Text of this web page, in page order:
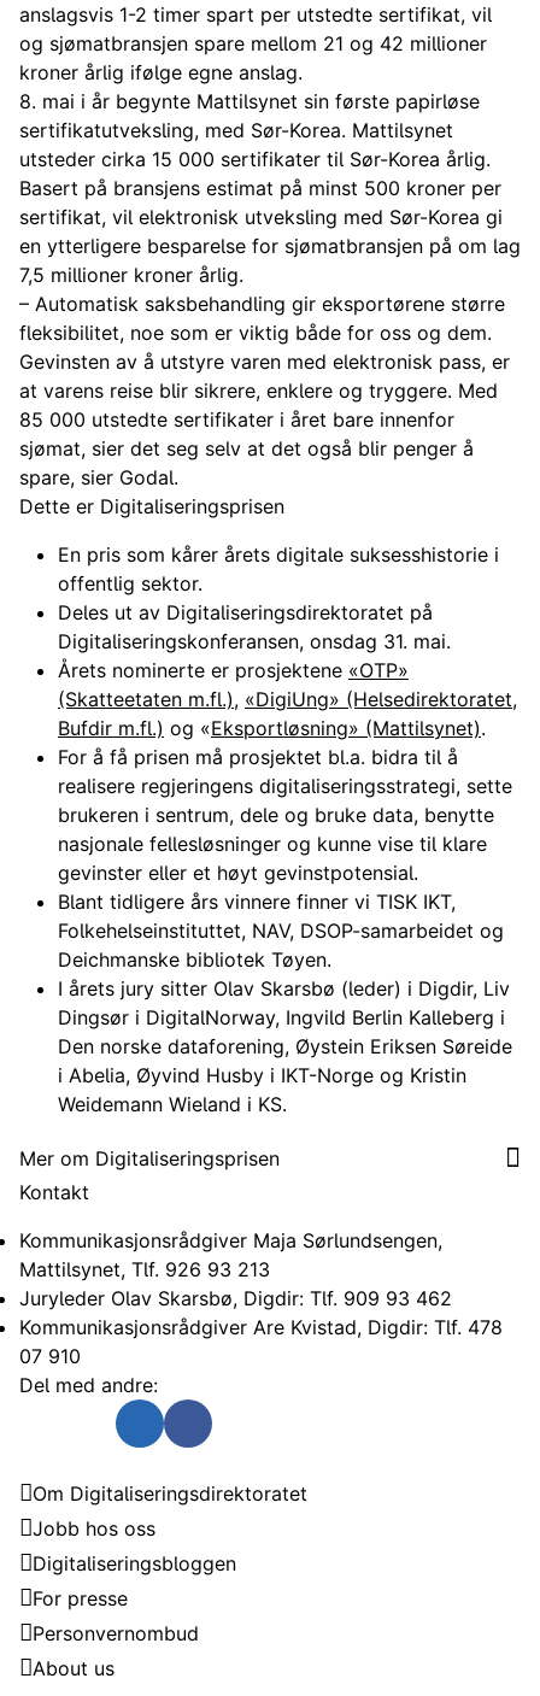
anslagsvis 1-2 timer spart per utstedte sertifikat, vil
og sjømatbransjen spare mellom 21 og 42 millioner
kroner årlig ifølge egne anslag.
8. mai i år begynte Mattilsynet sin første papirløse
sertifikatutveksling, med Sør-Korea. Mattilsynet
utsteder cirka 15 000 sertifikater til Sør-Korea årlig.
Basert på bransjens estimat på minst 500 kroner per
sertifikat, vil elektronisk utveksling med Sør-Korea gi
en ytterligere besparelse for sjømatbransjen på om lag
7,5 millioner kroner årlig.
– Automatisk saksbehandling gir eksportørene større
fleksibilitet, noe som er viktig både for oss og dem.
Gevinsten av å utstyre varen med elektronisk pass, er
at varens reise blir sikrere, enklere og tryggere. Med
85 000 utstedte sertifikater i året bare innenfor
sjømat, sier det seg selv at det også blir penger å
spare, sier Godal.
Dette er Digitaliseringsprisen
En pris som kårer årets digitale suksesshistorie i
offentlig sektor.
Deles ut av Digitaliseringsdirektoratet på
Digitaliseringskonferansen, onsdag 31. mai.
Årets nominerte er prosjektene «OTP»
(Skatteetaten m.fl.), «DigiUng» (Helsedirektoratet,
Bufdir m.fl.) og «Eksportløsning» (Mattilsynet).
For å få prisen må prosjektet bl.a. bidra til å
realisere regjeringens digitaliseringsstrategi, sette
brukeren i sentrum, dele og bruke data, benytte
nasjonale fellesløsninger og kunne vise til klare
gevinster eller et høyt gevinstpotensial.
Blant tidligere års vinnere finner vi TISK IKT,
Folkehelseinstituttet, NAV, DSOP-samarbeidet og
Deichmanske bibliotek Tøyen.
I årets jury sitter Olav Skarsbø (leder) i Digdir, Liv
Dingsør i DigitalNorway, Ingvild Berlin Kalleberg i
Den norske dataforening, Øystein Eriksen Søreide
i Abelia, Øyvind Husby i IKT-Norge og Kristin
Weidemann Wieland i KS.
Mer om Digitaliseringsprisen
Kontakt
Kommunikasjonsrådgiver Maja Sørlundsengen,
Mattilsynet, Tlf. 926 93 213
Juryleder Olav Skarsbø, Digdir: Tlf. 909 93 462
Kommunikasjonsrådgiver Are Kvistad, Digdir: Tlf. 478
07 910
Del med andre:
Send som e-post
Del på TwitterDel på Linkedin
Del på Facebook
Om Digitaliseringsdirektoratet
Jobb hos oss
Digitaliseringsbloggen
For presse
Personvernombud
About us